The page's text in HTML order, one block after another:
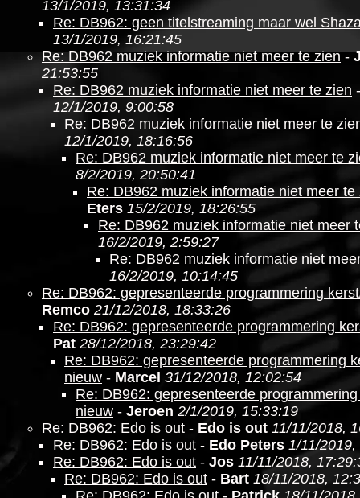
13/1/2019, 13:31:34
Re: DB962: geen titelstreaming maar wel
13/1/2019, 16:21:45
Re: DB962 muziek informatie niet meer te zien-
21:53:55
Re: DB962 muziek informatie niet meer te zien
12/1/2019, 9:00:58
Re: DB962 muziek informatie niet meer te
12/1/2019, 18:16:56
Re: DB962 muziek informatie niet meer te
8/2/2019, 20:50:41
Re: DB962 muziek informatie niet meer te
Eters 15/2/2019, 18:26:55
Re: DB962 muziek informatie niet meer
16/2/2019, 2:59:27
Re: DB962 muziek informatie niet
16/2/2019, 10:14:45
Re: DB962: gepresenteerde programmering
Remco 21/12/2018, 18:33:26
Re: DB962: gepresenteerde programmering
Pat 28/12/2018, 23:29:42
Re: DB962: gepresenteerde programmering
nieuw - Marcel 31/12/2018, 12:02:54
Re: DB962: gepresenteerde
nieuw - Jeroen 2/1/2019, 15:33:19
Re: DB962: Edo is out - Edo is out 11/11/2018,
Re: DB962: Edo is out - Edo Peters 1/11/
Re: DB962: Edo is out - Jos 11/11/2018,
Re: DB962: Edo is out - Bart 18/11/2018,